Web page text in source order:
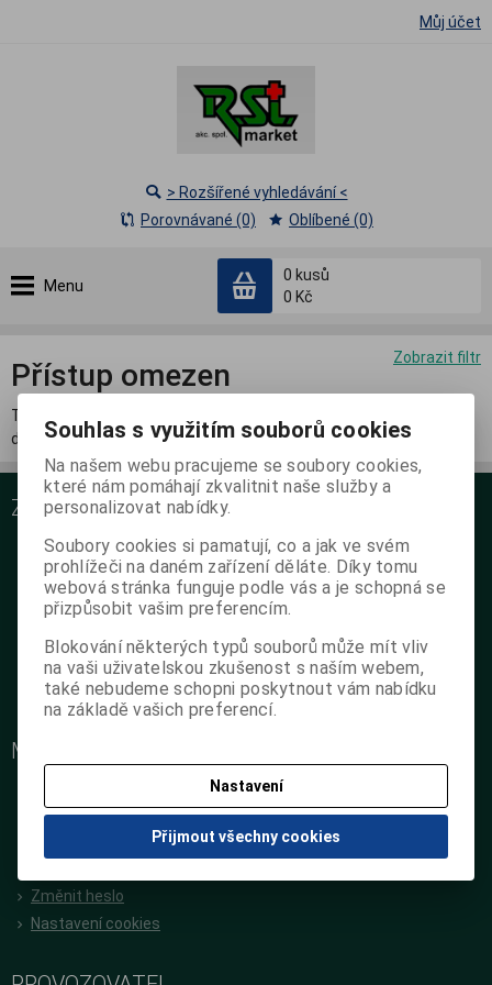
Můj účet
Menu
0 kusů
0 Kč
> Rozšířené vyhledávání <
Porovnávané (0)
Oblíbené (0)
Zobrazit filtr
Přístup omezen
Tato sekce je přístupná pouze přihlášeným registrovaným
distributorům.
ZÁKAZNICKÝ SERVIS
O nás
Podrobné kontakty
Obchodní podmínky
Jak objednat na poukaz
GDPR
Zpětný odběr použitých výrobků
MŮJ ÚČET
Oblíbené položky
Předchozí objednávky
Změnit heslo
Nastavení cookies
Souhlas s využitím souborů cookies
Na našem webu pracujeme se soubory cookies,
které nám pomáhají zkvalitnit naše služby a
personalizovat nabídky.
Soubory cookies si pamatují, co a jak ve svém
prohlížeči na daném zařízení děláte. Díky tomu
webová stránka funguje podle vás a je schopná se
přizpůsobit vašim preferencím.
Blokování některých typů souborů může mít vliv
na vaši uživatelskou zkušenost s naším webem,
také nebudeme schopni poskytnout vám nabídku
na základě vašich preferencí.
Nastavení
Přijmout všechny cookies